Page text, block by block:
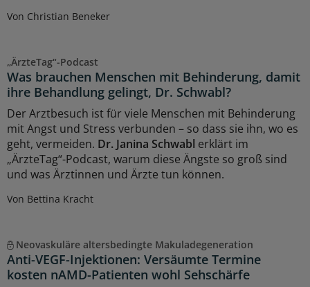
Von Christian Beneker
„ÄrzteTag“-Podcast
Was brauchen Menschen mit Behinderung, damit
ihre Behandlung gelingt, Dr. Schwabl?
Der Arztbesuch ist für viele Menschen mit Behinderung
mit Angst und Stress verbunden – so dass sie ihn, wo es
geht, vermeiden. Dr. Janina Schwabl erklärt im
„ÄrzteTag“-Podcast, warum diese Ängste so groß sind
und was Ärztinnen und Ärzte tun können.
Von Bettina Kracht
Neovaskuläre altersbedingte Makuladegeneration
Anti-VEGF-Injektionen: Versäumte Termine
kosten nAMD-Patienten wohl Sehschärfe